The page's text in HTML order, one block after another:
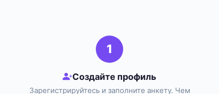
1
Создайте профиль
Зарегистрируйтесь и заполните анкету. Чем